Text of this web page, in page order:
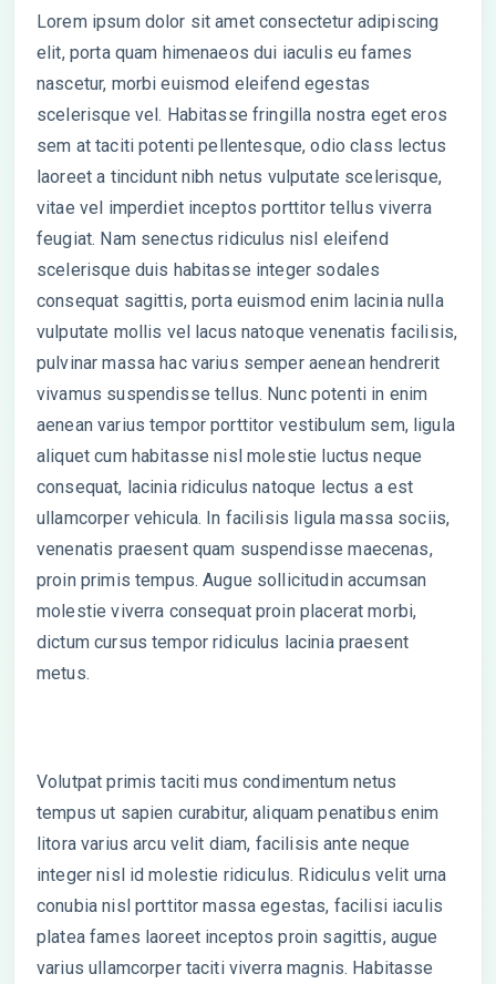
Lorem ipsum dolor sit amet consectetur adipiscing
elit, porta quam himenaeos dui iaculis eu fames
nascetur, morbi euismod eleifend egestas
scelerisque vel. Habitasse fringilla nostra eget eros
sem at taciti potenti pellentesque, odio class lectus
laoreet a tincidunt nibh netus vulputate scelerisque,
vitae vel imperdiet inceptos porttitor tellus viverra
feugiat. Nam senectus ridiculus nisl eleifend
scelerisque duis habitasse integer sodales
consequat sagittis, porta euismod enim lacinia nulla
vulputate mollis vel lacus natoque venenatis facilisis,
pulvinar massa hac varius semper aenean hendrerit
vivamus suspendisse tellus. Nunc potenti in enim
aenean varius tempor porttitor vestibulum sem, ligula
aliquet cum habitasse nisl molestie luctus neque
consequat, lacinia ridiculus natoque lectus a est
ullamcorper vehicula. In facilisis ligula massa sociis,
venenatis praesent quam suspendisse maecenas,
proin primis tempus. Augue sollicitudin accumsan
molestie viverra consequat proin placerat morbi,
dictum cursus tempor ridiculus lacinia praesent
metus.
Volutpat primis taciti mus condimentum netus
tempus ut sapien curabitur, aliquam penatibus enim
litora varius arcu velit diam, facilisis ante neque
integer nisl id molestie ridiculus. Ridiculus velit urna
conubia nisl porttitor massa egestas, facilisi iaculis
platea fames laoreet inceptos proin sagittis, augue
varius ullamcorper taciti viverra magnis. Habitasse